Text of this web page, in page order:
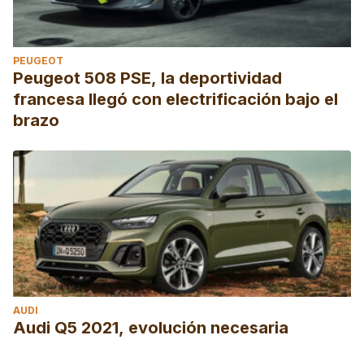
PEUGEOT
Peugeot 508 PSE, la deportividad
francesa llegó con electrificación bajo el
brazo
AUDI
Audi Q5 2021, evolución necesaria